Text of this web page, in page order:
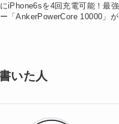
iPhone6sを4回充電可能！最強
「AnkerPowerCore 10000」が
いた人